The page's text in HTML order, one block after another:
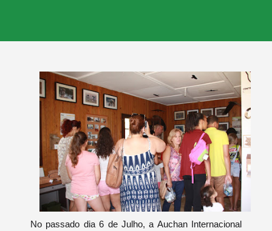
No passado dia 6 de Julho, a Auchan Internacional